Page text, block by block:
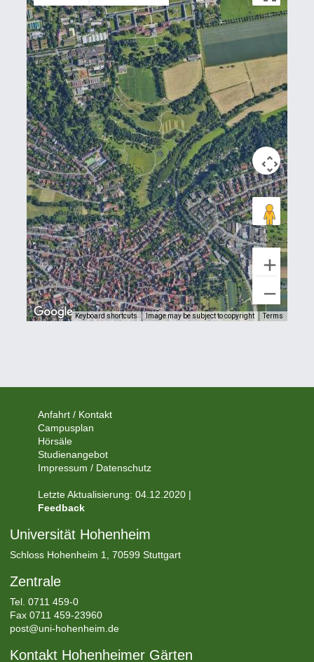
Keyboard shortcuts Image may be subject to copyright Terms
Anfahrt / Kontakt
Campusplan
Hörsäle
Studienangebot
Impressum / Datenschutz
Letzte Aktualisierung: 04.12.2020 |
Feedback
Universität Hohenheim
Schloss Hohenheim 1, 70599 Stuttgart
Zentrale
Tel. 0711 459-0
Fax 0711 459-23960
post@uni-hohenheim.de
Kontakt Hohenheimer Gärten